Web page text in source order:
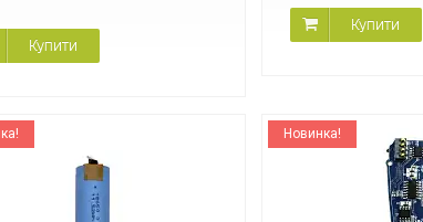
Купити
Купити
Новинка!